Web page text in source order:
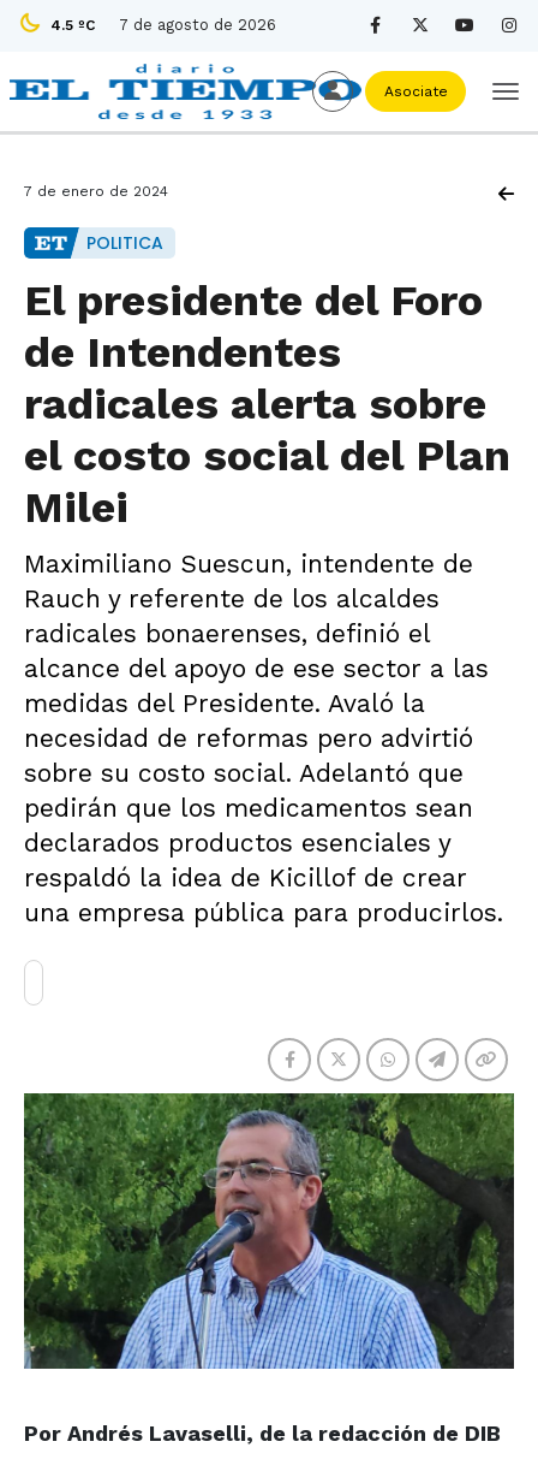
4.5 ºC 7 de agosto de 2026
Asociate
7 de enero de 2024
POLITICA
El presidente del Foro
de Intendentes
radicales alerta sobre
el costo social del Plan
Milei
Maximiliano Suescun, intendente de
Rauch y referente de los alcaldes
radicales bonaerenses, definió el
alcance del apoyo de ese sector a las
medidas del Presidente. Avaló la
necesidad de reformas pero advirtió
sobre su costo social. Adelantó que
pedirán que los medicamentos sean
declarados productos esenciales y
respaldó la idea de Kicillof de crear
una empresa pública para producirlos.
Por Andrés Lavaselli, de la redacción de DIB